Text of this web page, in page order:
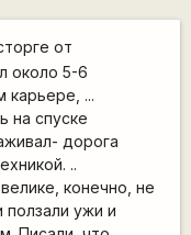
от
около 5-6
карьере, ...
на спуске
дорога
..
конечно, не
ужи и